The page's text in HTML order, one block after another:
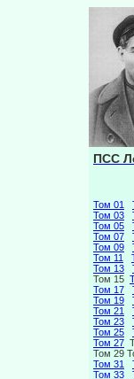
ПСС
Том 01
Том 03
Том 05
Том 07
Том 09
Том 11
Том 13
Том 15
Том 17
Том 19
Том 21
Том 23
Том 25
Том 27
Том 29
Том 31
Том 33